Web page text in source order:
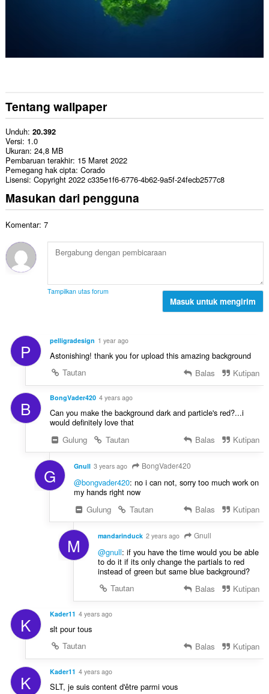
Tentang wallpaper
Unduh 20.392
Versi 1.0
Ukuran 24,8 MB
Pembaruan terakhir 15 Maret 2022
Pemegang hak cipta Corado
Lisensi Copyright 2022 c335e1f6-6776-4b62-9a5f-24fecb2577c8
Masukan dari pengguna
Komentar: 7
Tampilkan utas forum
Masuk untuk mengirim
P pelligradesign 1 year ago
Astonishing! thank you for upload this amazing background
Tautan
Balas Kutipan
B BongVader420 4 years ago
Can you make the background dark and particle's red?...i
would definitely love that
Gulung
Tautan Balas Kutipan
G Gnull 3 years ago BongVader420
@bongvader420: no i can not, sorry too much work on
my hands right now
Gulung
Tautan Balas Kutipan
M mandarinduck 2 years ago Gnull
@gnull: if you have the time would you be able
to do it if its only change the partials to red
instead of green but same blue background?
Tautan
Balas Kutipan
K Kader11 4 years ago
slt pour tous
Tautan
Balas Kutipan
K Kader11 4 years ago
SLT, je suis content d'être parmi vous